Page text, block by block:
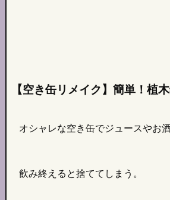
【空き缶リメイク】簡単！植
オシャレな空き缶でジュースやお
飲み終えると捨ててしまう。